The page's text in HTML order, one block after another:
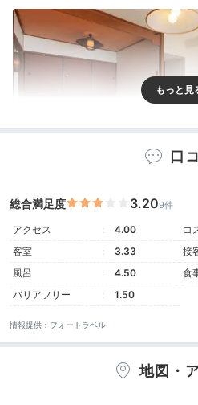
定員2名のスイートルームから
和室まで揃っているので、旅の
感抜群！
ayokomoto
口
総合満足度 3.209件
アクセス 4.00 コ
客室
3.33 接
風呂
4.50 食
バリアフリー
1.50
情報提供：フォートラベル
地図・